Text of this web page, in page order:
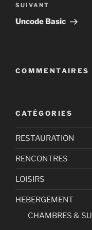
Article
suivant
SUIVANT
Uncode Basic
COMMENTAIRES
CATÉGORIES
RESTAURATION
RENCONTRES
LOISIRS
HEBERGEMENT
CHAMBRES &